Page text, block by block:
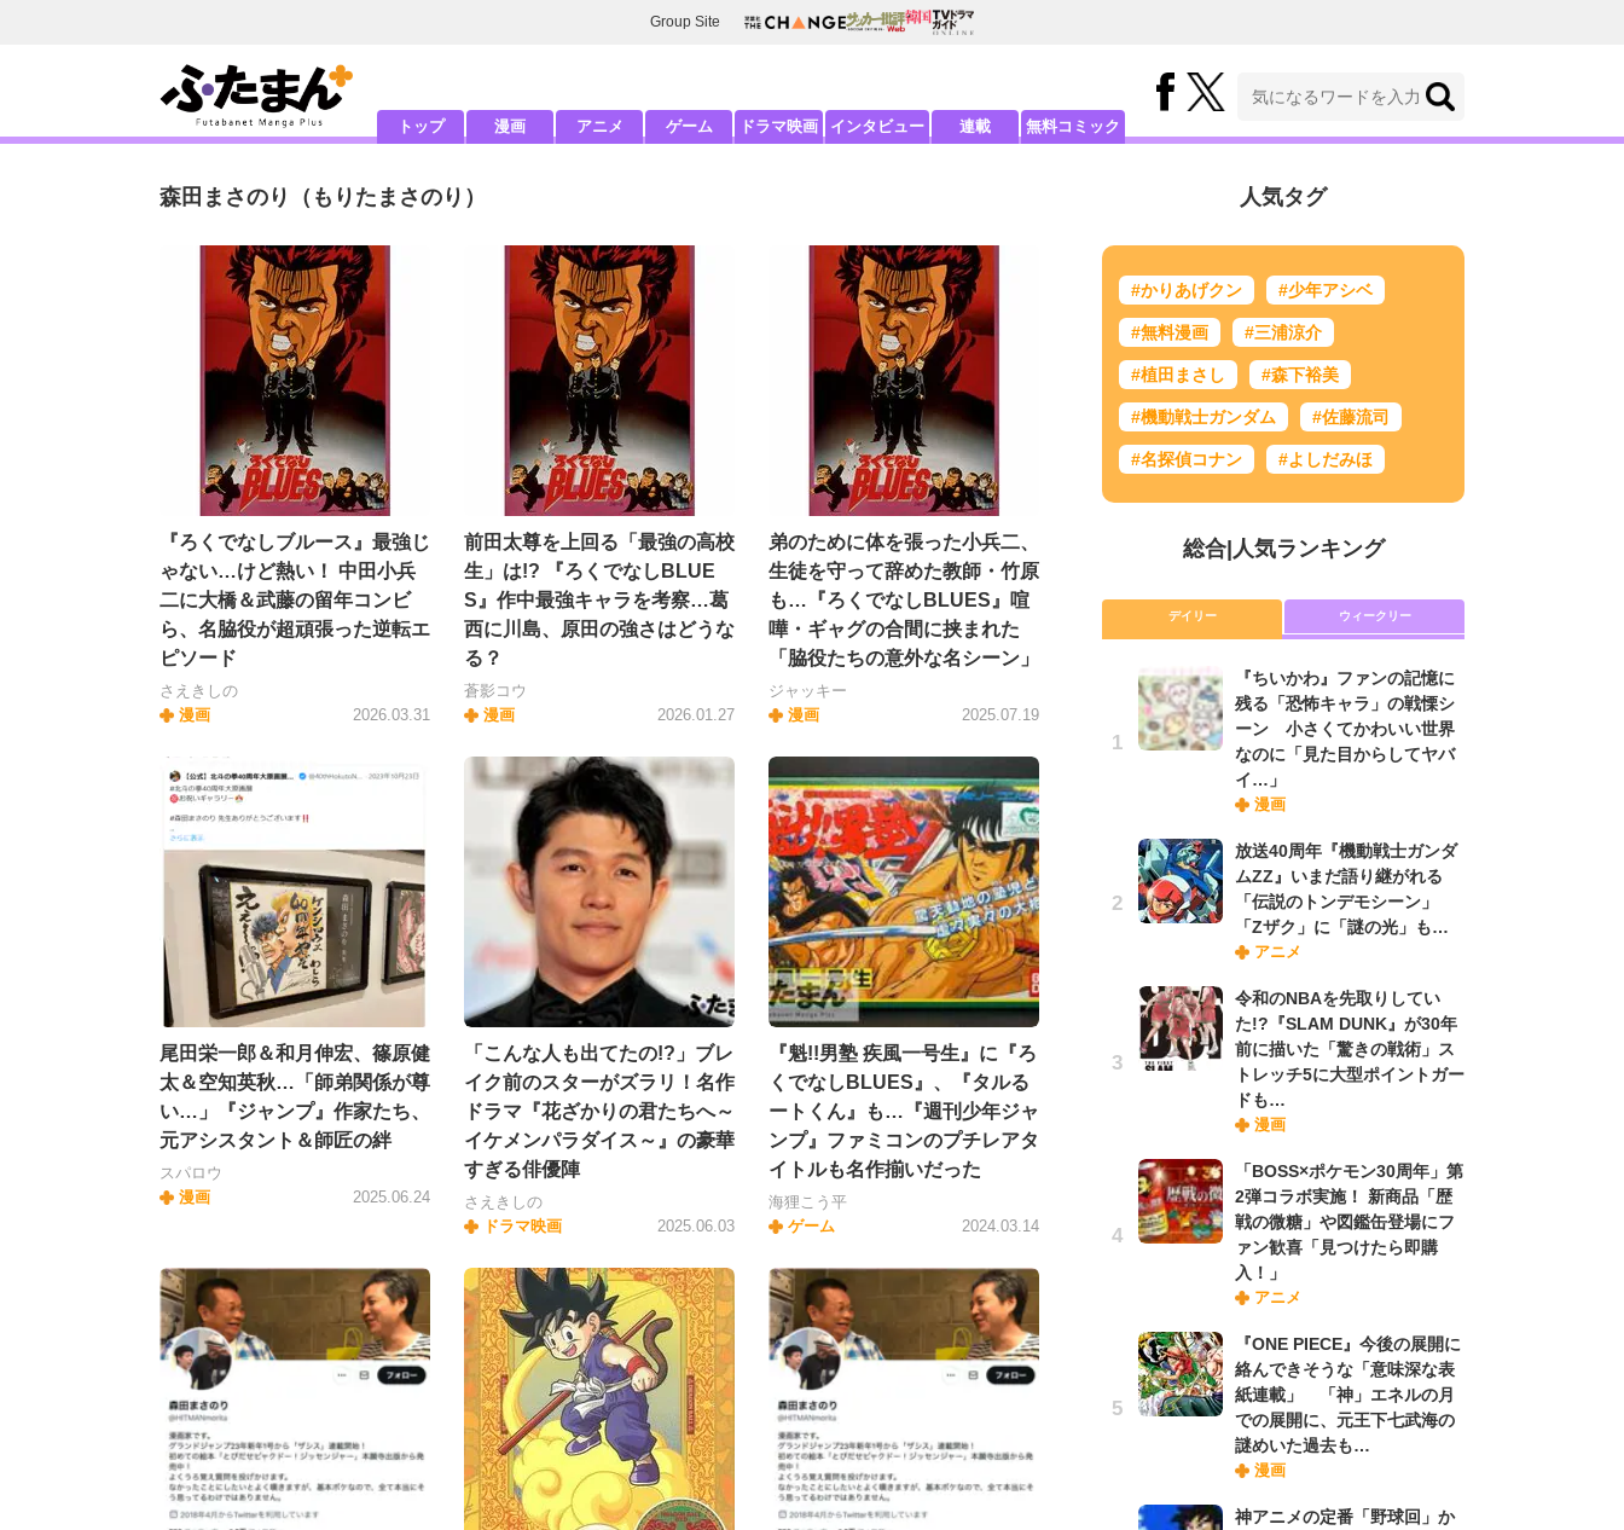
Group Site
トップ 漫画 アニメ ゲーム ドラマ映画 インタビュー 連載 無料コミック
森田まさのり （もりたまさのり）
『ろくでなしブルース』最強じ
ゃない…けど熱い！ 中田小兵
二に大橋＆武藤の留年コンビ
ら、名脇役が超頑張った逆転エ
ピソード
さえきしの
漫画
2026.03.31
前田太尊を上回る「最強の高校
生」は!? 『ろくでなしBLUE
S』作中最強キャラを考察…葛
西に川島、原田の強さはどうな
る？
蒼影コウ
漫画
2026.01.27
弟のために体を張った小兵二、
生徒を守って辞めた教師・竹原
も…『ろくでなしBLUES』喧
嘩・ギャグの合間に挟まれた
「脇役たちの意外な名シーン」
ジャッキー
漫画
2025.07.19
尾田栄一郎＆和月伸宏、篠原健
太＆空知英秋…「師弟関係が尊
い…」『ジャンプ』作家たち、
元アシスタント＆師匠の絆
スパロウ
漫画
2025.06.24
「こんな人も出てたの!?」ブレ
イク前のスターがズラリ！名作
ドラマ『花ざかりの君たちへ～
イケメンパラダイス～』の豪華
すぎる俳優陣
さえきしの
ドラマ映画
2025.06.03
『魁!!男塾 疾風一号生』に『ろ
くでなしBLUES』、『タルる
ートくん』も…『週刊少年ジャ
ンプ』ファミコンのプチレアタ
イトルも名作揃いだった
海狸こう平
ゲーム
2024.03.14
人気タグ
#かりあげクン #少年アシベ
#無料漫画 #三浦涼介
#植田まさし #森下裕美
#機動戦士ガンダム #佐藤流司
#名探偵コナン #よしだみほ
総合| 人気ランキング
デイリー ウィークリー
『ちいかわ』ファンの記憶に
残る「恐怖キャラ」の戦慄シ
ーン 小さくてかわいい世界
なのに「見た目からしてヤバ
イ…」
漫画
放送40周年『機動戦士ガンダ
ムZZ』いまだ語り継がれる
「伝説のトンデモシーン」
「Zザク」に「謎の光」も…
アニメ
令和のNBAを先取りしてい
た!?『SLAM DUNK』が30年
前に描いた「驚きの戦術」ス
トレッチ5に大型ポイントガー
ドも…
漫画
「BOSS×ポケモン30周年」第
2弾コラボ実施！ 新商品「歴
戦の微糖」や図鑑缶登場にフ
ァン歓喜「見つけたら即購
入！」
アニメ
『ONE PIECE』今後の展開に
絡んできそうな「意味深な表
紙連載」 「神」エネルの月
での展開に、元王下七武海の
謎めいた過去も…
漫画
神アニメの定番「野球回」か